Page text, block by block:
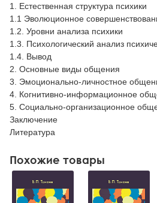
1. Естественная структура психики
1.1 Эволюционное
1.2. Уровни анализа психики
1.3. Психологический анализ
1.4. Вывод
2. Основные виды общения
3. Эмоционально‑личностное
4. Когнитивно‑информационное
5. Социально‑организационное
Заключение
Литература
Похожие товары